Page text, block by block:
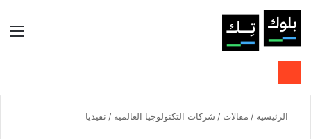
بحثالوضع
الرئيسية / مقالات / شركات التكنولوجيا العالمية / نفيديا